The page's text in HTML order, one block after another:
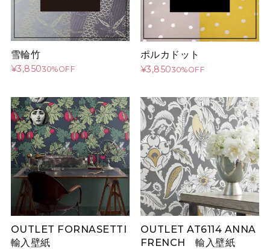
雪輪竹
¥3,85030%OFF
ポルカドット
¥3,85030%OFF
OUTLET FORNASETTI
輸入壁紙
OUTLET AT6114 ANNA
FRENCH 輸入壁紙